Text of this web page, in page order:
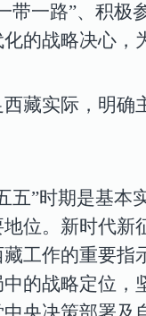
带一路”、积极
的战略决心，
西藏实际，明确
五”时期是基本
地位。新时代新
工作的重要指
的战略定位，